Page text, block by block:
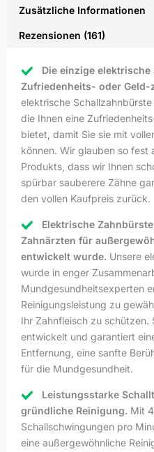
Zusätzliche Informationen
Rezensionen (161)
Die einzige
Zufriedenheits- oder Geld-
elektrische
die Ihnen eine
bietet, damit Sie sie mit
können. Wir glauben so fest
Produkts, dass wir Ihnen
spürbar sauberere Zähne
den vollen Kaufpreis zurück.
Elektrische
Zahnärzten für
entwickelt wurde. Unsere
wurde in enger
Mundgesundheitsexperten
Reinigungsleistung zu
Ihr Zahnfleisch zu schützen.
entwickelt und garantiert
Entfernung, eine sanfte
für die Mundgesundheit.
Leistungsstarke
gründliche Reinigung. Mit
Schallschwingungen pro
eine außergewöhnliche